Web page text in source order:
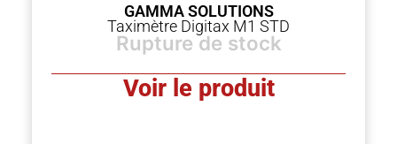
GAMMA SOLUTIONS
Taximètre Digitax M1 STD
Rupture de stock
Voir le produit